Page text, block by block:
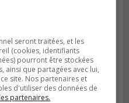
va diriger au
seront traitées, et les
(cookies, identifiants
pourront être stockées
ainsi que partagées avec lui,
site. Nos partenaires et
d'utiliser des données de
partenaires.